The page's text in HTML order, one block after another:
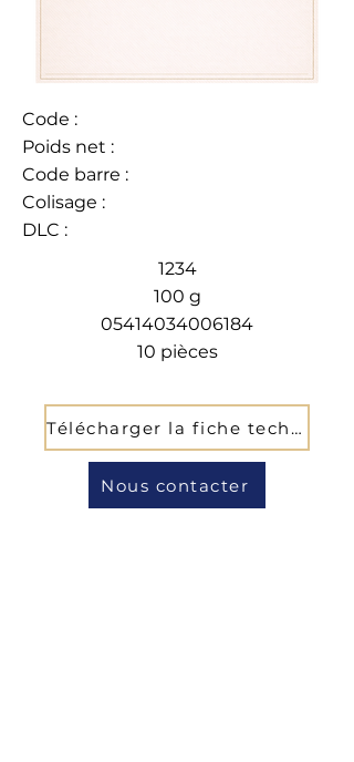
Code :
Poids net :
Code barre :
Colisage :
DLC :
1234
100 g
05414034006184
10 pièces
Télécharger la fiche technique
Nous contacter